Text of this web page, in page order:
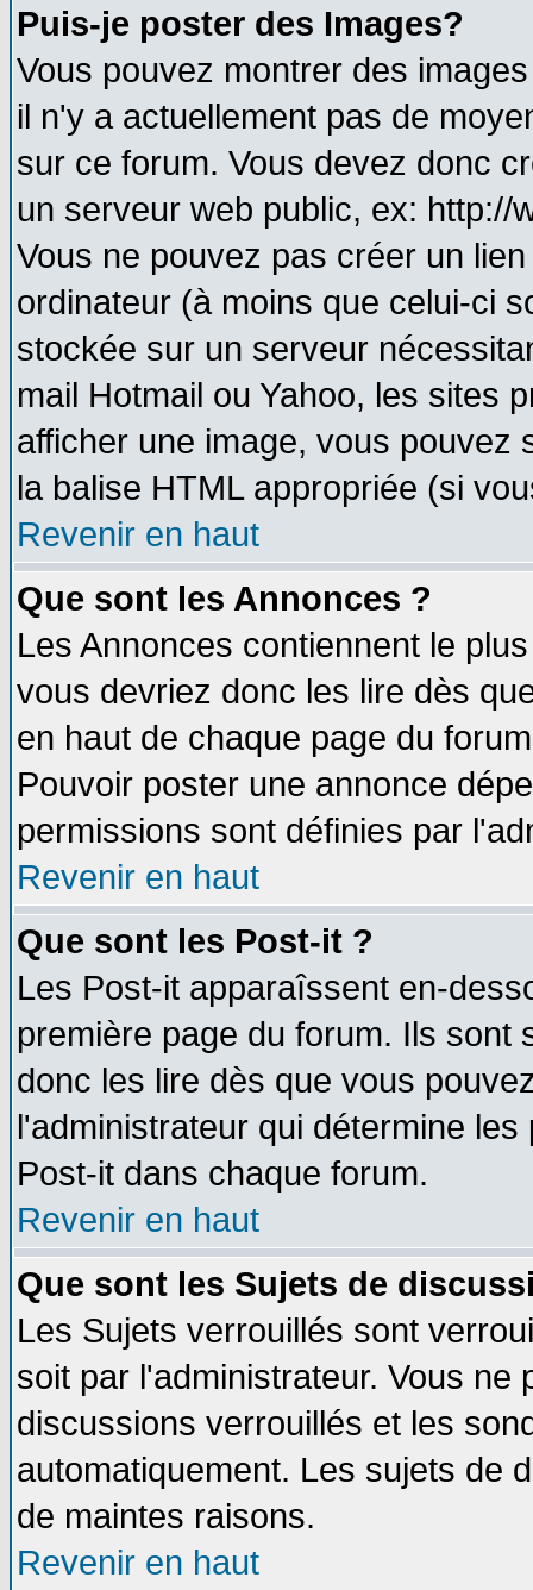
Puis-je poster des Images?
Vous pouvez montrer des
il n'y a actuellement pas de
sur ce forum. Vous devez donc
un serveur web public, ex: http://
Vous ne pouvez pas créer un
ordinateur (à moins que celui-ci
stockée sur un serveur
mail Hotmail ou Yahoo, les sites
afficher une image, vous pouvez
la balise HTML appropriée (si
Revenir en haut
Que sont les Annonces ?
Les Annonces contiennent le
vous devriez donc les lire dès
en haut de chaque page du
Pouvoir poster une annonce
permissions sont définies par
Revenir en haut
Que sont les Post-it ?
Les Post-it apparaîssent en-
première page du forum. Ils
donc les lire dès que vous
l'administrateur qui détermine
Post-it dans chaque forum.
Revenir en haut
Que sont les Sujets de
Les Sujets verrouillés sont
soit par l'administrateur. Vous
discussions verrouillés et les
automatiquement. Les sujets de
de maintes raisons.
Revenir en haut